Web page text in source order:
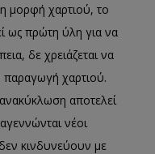
μορφή χαρτιού, το
ως πρώτη ύλη για να
δε χρειάζεται να
παραγωγή χαρτιού.
αποτελεί
νέοι
κινδυνεύουν με